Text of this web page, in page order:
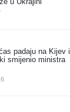
komentara
padaju na Kijev i
smijenio ministra
komentara